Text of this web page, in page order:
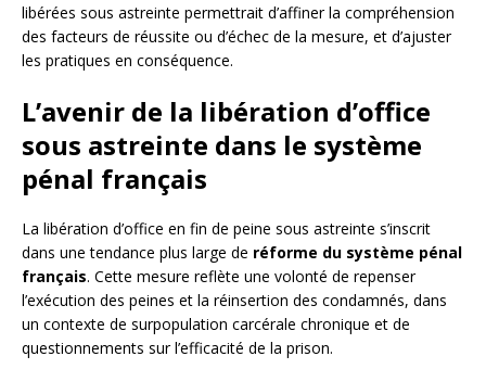
libérées sous astreinte permettrait d’affiner la compréhension
des facteurs de réussite ou d’échec de la mesure, et d’ajuster
les pratiques en conséquence.
L’avenir de la libération d’office
sous astreinte dans le système
pénal français
La libération d’office en fin de peine sous astreinte s’inscrit
dans une tendance plus large de réforme du système pénal
français. Cette mesure reflète une volonté de repenser
l’exécution des peines et la réinsertion des condamnés, dans
un contexte de surpopulation carcérale chronique et de
questionnements sur l’efficacité de la prison.